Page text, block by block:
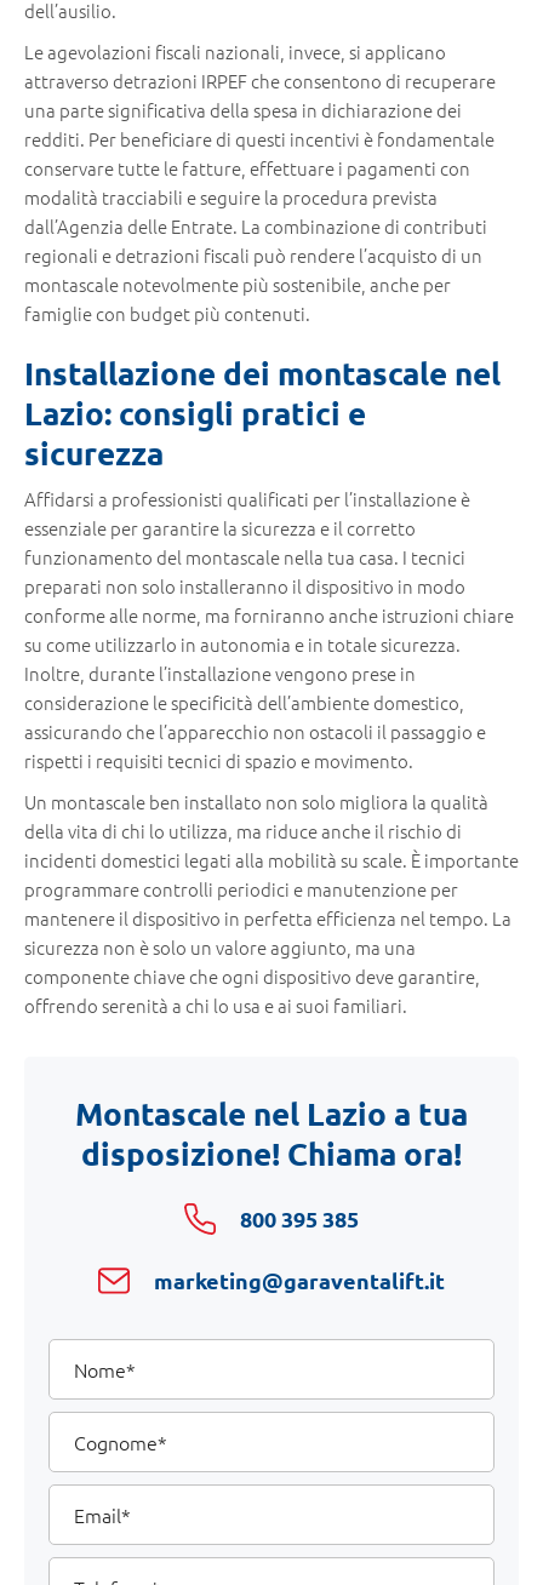
dell’ausilio.
Le agevolazioni fiscali nazionali, invece, si applicano
attraverso detrazioni IRPEF che consentono di recuperare
una parte significativa della spesa in dichiarazione dei
redditi. Per beneficiare di questi incentivi è fondamentale
conservare tutte le fatture, effettuare i pagamenti con
modalità tracciabili e seguire la procedura prevista
dall’Agenzia delle Entrate. La combinazione di contributi
regionali e detrazioni fiscali può rendere l’acquisto di un
montascale notevolmente più sostenibile, anche per
famiglie con budget più contenuti.
Installazione dei montascale nel
Lazio: consigli pratici e
sicurezza
Affidarsi a professionisti qualificati per l’installazione è
essenziale per garantire la sicurezza e il corretto
funzionamento del montascale nella tua casa. I tecnici
preparati non solo installeranno il dispositivo in modo
conforme alle norme, ma forniranno anche istruzioni chiare
su come utilizzarlo in autonomia e in totale sicurezza.
Inoltre, durante l’installazione vengono prese in
considerazione le specificità dell’ambiente domestico,
assicurando che l’apparecchio non ostacoli il passaggio e
rispetti i requisiti tecnici di spazio e movimento.
Un montascale ben installato non solo migliora la qualità
della vita di chi lo utilizza, ma riduce anche il rischio di
incidenti domestici legati alla mobilità su scale. È importante
programmare controlli periodici e manutenzione per
mantenere il dispositivo in perfetta efficienza nel tempo. La
sicurezza non è solo un valore aggiunto, ma una
componente chiave che ogni dispositivo deve garantire,
offrendo serenità a chi lo usa e ai suoi familiari.
Montascale nel Lazio a tua
disposizione! Chiama ora!
800 395 385
marketing@garaventalift.it
I
tuoi
dati
Nome
Cognome
Email
Telefono